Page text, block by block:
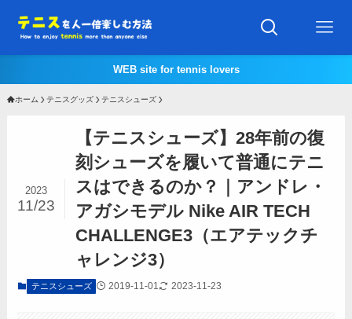
WEB site for tennis lovers
ホーム テニスグッズ テニスシューズ
【テニスシューズ】28年前の復
刻シューズを履いて普通にテニ
スはできるのか？｜アンドレ・
アガシモデル Nike AIR TECH
CHALLENGE3（エアテックチ
ャレンジ3）
2023
11/23
テニスシューズ 2019-11-01 2023-11-23